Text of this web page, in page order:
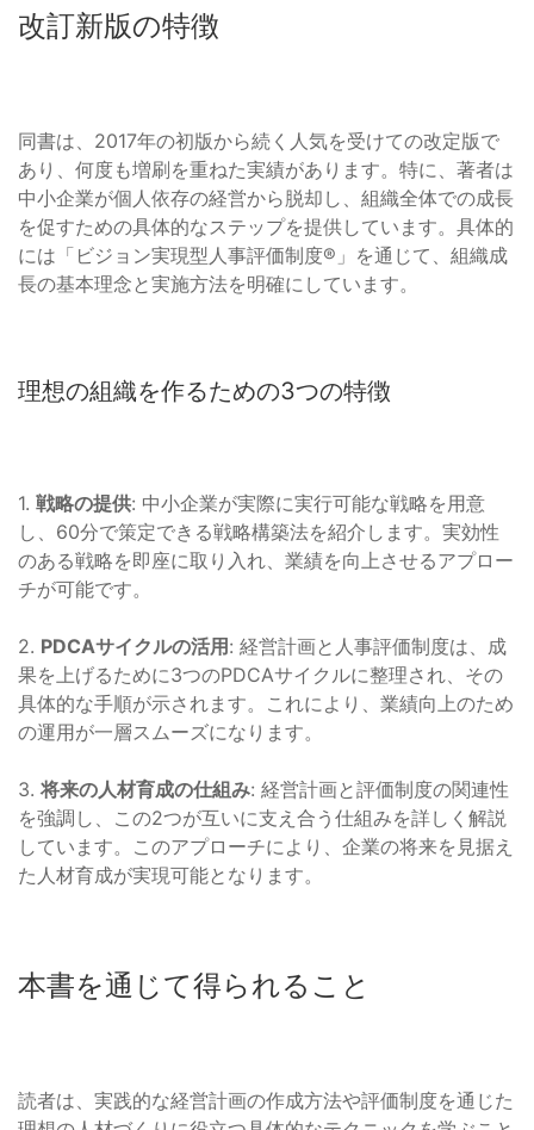
改訂新版の特徴
同書は、2017年の初版から続く人気を受けての改定版で
あり、何度も増刷を重ねた実績があります。特に、著者は
中小企業が個人依存の経営から脱却し、組織全体での成長
を促すための具体的なステップを提供しています。具体的
には「ビジョン実現型人事評価制度®」を通じて、組織成
長の基本理念と実施方法を明確にしています。
理想の組織を作るための3つの特徴
1. 戦略の提供: 中小企業が実際に実行可能な戦略を用意
し、60分で策定できる戦略構築法を紹介します。実効性
のある戦略を即座に取り入れ、業績を向上させるアプロー
チが可能です。
2. PDCAサイクルの活用 : 経営計画と人事評価制度は、成
果を上げるために3つのPDCAサイクルに整理され、その
具体的な手順が示されます。これにより、業績向上のため
の運用が一層スムーズになります。
3. 将来の人材育成の仕組み: 経営計画と評価制度の関連性
を強調し、この2つが互いに支え合う仕組みを詳しく解説
しています。このアプローチにより、企業の将来を見据え
た人材育成が実現可能となります。
本書を通じて得られること
読者は、実践的な経営計画の作成方法や評価制度を通じた